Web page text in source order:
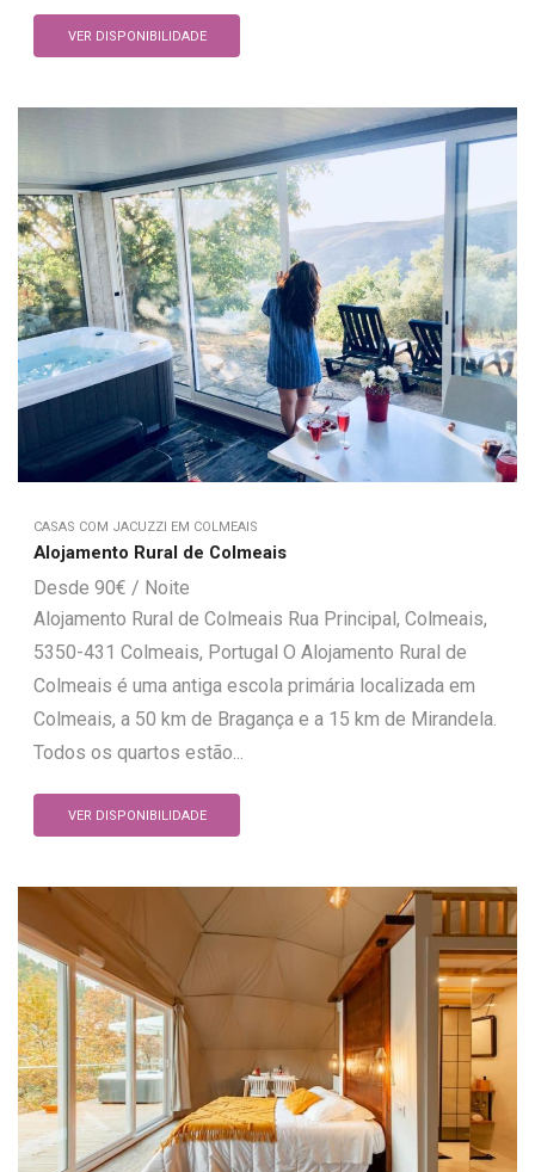
VER DISPONIBILIDADE
CASAS COM JACUZZI EM COLMEAIS
Alojamento Rural de Colmeais
90€
Alojamento Rural de Colmeais Rua Principal, Colmeais,
5350-431 Colmeais, Portugal O Alojamento Rural de
Colmeais é uma antiga escola primária localizada em
Colmeais, a 50 km de Bragança e a 15 km de Mirandela.
Todos os quartos estão...
VER DISPONIBILIDADE